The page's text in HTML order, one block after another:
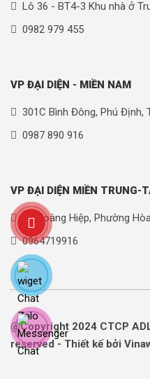
Lô 36 - BT4-3 Khu nhà ở
0982 979 455
VP ĐẠI DIỆN - MIỀN NAM
301C Bình Đông, Phú Định,
0987 890 916
VP ĐẠI DIỆN MIỀN TRUNG-
90 Hoàng Hiệp, Phường
0964719916
@Copyright 2024 CTCP
reserved - Thiết kế bởi